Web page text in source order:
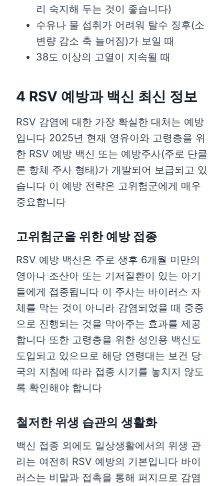
리 숙지해 두는 것이 좋습니다)
수유나 물 섭취가 어려워 탈수 징후(소
변량 감소 축 늘어짐)가 보일 때
38도 이상의 고열이 지속될 때
4 RSV 예방과 백신 최신 정보
RSV 감염에 대한 가장 확실한 대처는 예방
입니다 2025년 현재 영유아와 고령층을 위
한 RSV 예방 백신 또는 예방주사(주로 단클
론 항체 주사 형태)가 개발되어 보급되고 있
습니다 이 예방 전략은 고위험군에게 매우
중요합니다
고위험군을 위한 예방 접종
RSV 예방 백신은 주로 생후 6개월 미만의
영아나 조산아 또는 기저질환이 있는 아기
들에게 접종됩니다 이 주사는 바이러스 자
체를 막는 것이 아니라 감염되었을 때 중증
으로 진행되는 것을 막아주는 효과를 제공
합니다 또한 고령층을 위한 성인용 백신도
도입되고 있으므로 해당 연령대는 보건 당
국의 지침에 따라 접종 시기를 놓치지 않도
록 확인해야 합니다
철저한 위생 습관의 생활화
백신 접종 외에도 일상생활에서의 위생 관
리는 여전히 RSV 예방의 기본입니다 바이
러스는 비말과 접촉을 통해 퍼지므로 감염